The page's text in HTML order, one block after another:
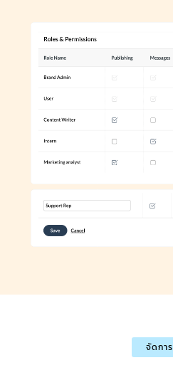
จัดการ